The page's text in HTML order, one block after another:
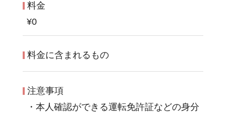
料金
¥0
料金に含まれるもの
注意事項
・本人確認ができる運転免許証などの身分